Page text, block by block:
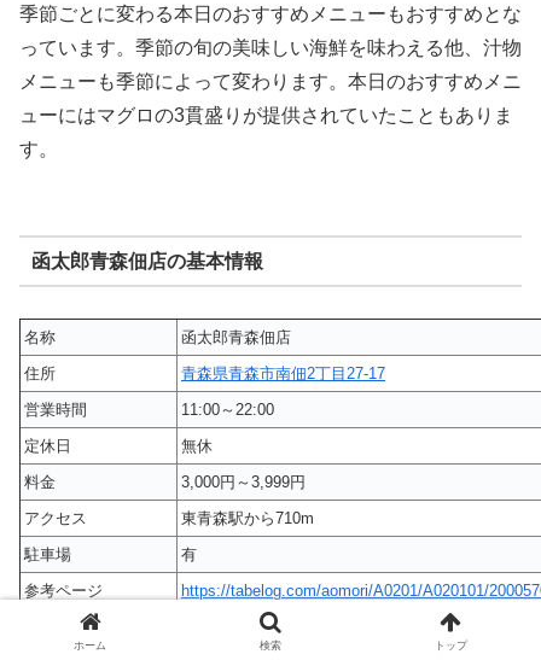
季節ごとに変わる本日のおすすめメニューもおすすめとな
っています。季節の旬の美味しい海鮮を味わえる他、汁物
メニューも季節によって変わります。本日のおすすめメニ
ューにはマグロの3貫盛りが提供されていたこともありま
す。
函太郎青森佃店の基本情報
名称
函太郎青森佃店
住所
青森県青森市南佃2丁目27-17
営業時間
11:00～22:00
定休日
無休
料金
3,000円～3,999円
アクセス
東青森駅から710m
駐車場
有
参考ページ
https://tabelog.com/aomori/A0201/A020101/
ホーム 検索 トップ